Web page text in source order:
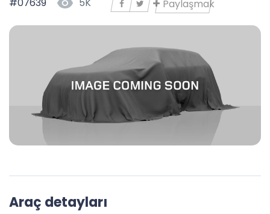
Paylaşmak
Araç detayları